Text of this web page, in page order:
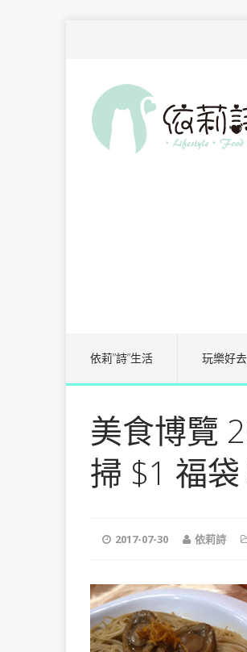
依莉”詩”生活 玩樂好
美食博覽
掃 $1 福
2017-07-30 依莉詩